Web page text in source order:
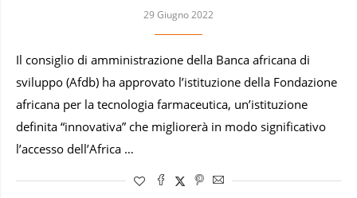
29 Giugno 2022
Il consiglio di amministrazione della Banca africana di
sviluppo (Afdb) ha approvato l’istituzione della Fondazione
africana per la tecnologia farmaceutica, un’istituzione
definita “innovativa” che migliorerà in modo significativo
l’accesso dell’Africa …